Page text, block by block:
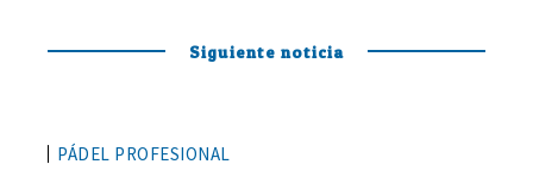
Siguiente noticia
PÁDEL PROFESIONAL